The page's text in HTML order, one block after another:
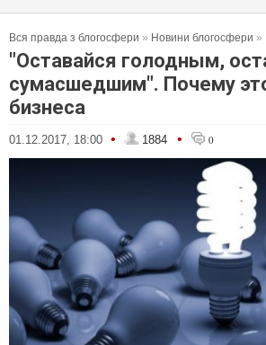
Вся правда з блогосфери » Новини блогосфери »
"Оставайся голодным,
сумасшедшим". Почему
бизнеса
01.12.2017, 18:00 • 1884 • 0